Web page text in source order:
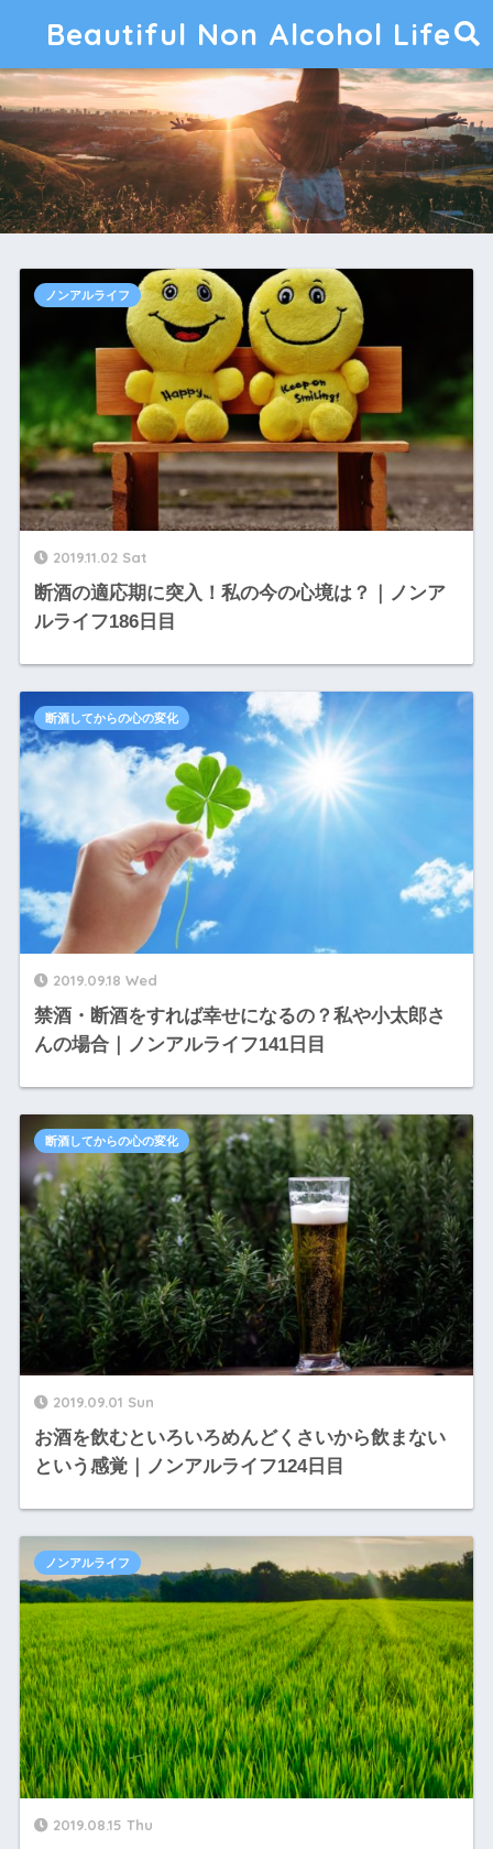
Beautiful Non Alcohol Life
2019.11.02 Sat
断酒の適応期に突入！私の今の心境は？｜ノンア
ルライフ186日目
ノンアルライフ
2019.09.18 Wed
禁酒・断酒をすれば幸せになるの？私や小太郎さ
んの場合｜ノンアルライフ141日目
断酒してからの心の変化
2019.09.01 Sun
お酒を飲むといろいろめんどくさいから飲まない
という感覚｜ノンアルライフ124日目
断酒してからの心の変化
2019.08.15 Thu
ノンアルライフ